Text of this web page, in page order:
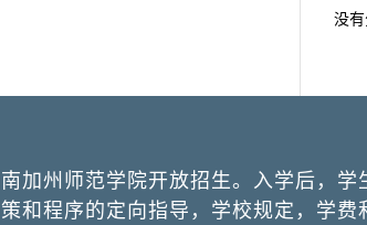
没
南加州师范学院开放招生。入学后，学
策和程序的定向指导，学校规定，学费